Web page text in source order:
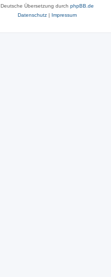
Deutsche Übersetzung durch phpBB.de
Datenschutz| Impressum